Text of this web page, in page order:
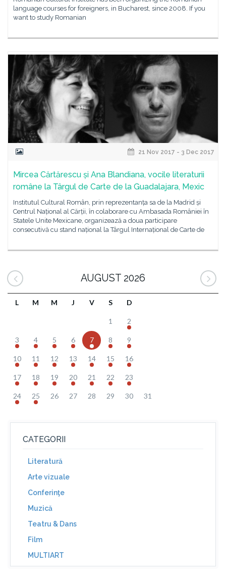
language courses for foreigners, in Bucharest, since 2008. If you
want to study Romanian
21 Nov 2017 - 3 Dec 2017
Mircea Cărtărescu și Ana Blandiana, vocile literaturii
române la Târgul de Carte de la Guadalajara, Mexic
Institutul Cultural Român, prin reprezentanța sa de la Madrid și
Centrul Național al Cărții, în colaborare cu Ambasada României în
Statele Unite Mexicane, organizează a doua participare
consecutivă cu stand național la Târgul Internațional de Carte de
AUGUST 2026
L M M J V S D
1 2
3 4 5 6 7 8 9
10 11 12 13 14 15 16
17 18 19 20 21 22 23
24 25 26 27 28 29 30 31
CATEGORII
Literatură
Arte vizuale
Conferinţe
Muzică
Teatru & Dans
Film
MULTIART